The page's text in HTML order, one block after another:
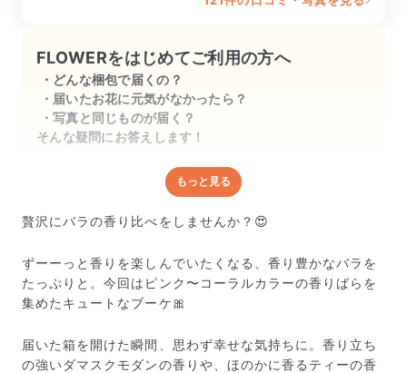
てすぐ、ぐんぐん開き夜には満開に。も
持ち期間も楽しめるなあ、なんて思いま
した。
FLOWERをはじめてご利用の方へ
どんな梱包で届くの？
届いたお花に元気がなかったら？
写真と同じものが届く？
そんな疑問にお答えします！
どんな梱包で届くの？
出荷前に水揚げ（花が水を吸いやすくなる処理）を施
し、専用ボックスに丁寧に梱包してお届けしています。
中の衝撃による折れや擦れを軽減する効果があります。
もっと見る
贅沢にバラの香り比べをしませんか？😍
ずーーっと香りを楽しんでいたくなる、香り豊かなバラを
たっぷりと。今回はピンク〜コーラルカラーの香りばらを
集めたキュートなブーケ🎀
届いた箱を開けた瞬間、思わず幸せな気持ちに。香り立ち
の強いダマスクモダンの香りや、ほのかに香るティーの香